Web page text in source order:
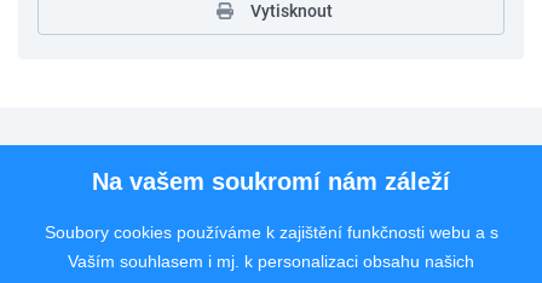
Vytisknout
Pro uchazeče
Rychlý kontakt
Na vašem soukromí nám záleží
Soubory cookies používáme k zajištění funkčnosti webu a s
Vaším souhlasem i mj. k personalizaci obsahu našich